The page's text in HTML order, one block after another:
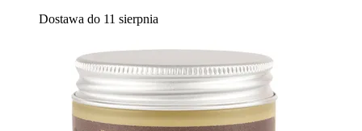
Dostawa do 11 sierpnia